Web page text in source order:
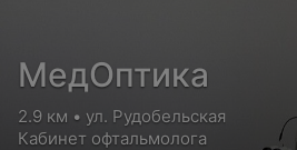
МедОптика
2.9 км • ул. Рудобельская
Кабинет офтальмолога